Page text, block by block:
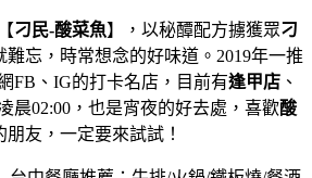
刁民-酸菜魚】，以秘醰配方擄獲眾刁
難忘，時常想念的好味道。2019年一推
FB、IG的打卡名店，目前有逢甲店、
晨02:00，也是宵夜的好去處，喜歡酸
朋友，一定要來試試！